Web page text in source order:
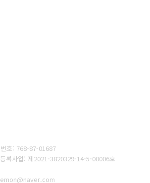
호: 768-87-01687
록사업: 제2021-3820329-14-5-00006호